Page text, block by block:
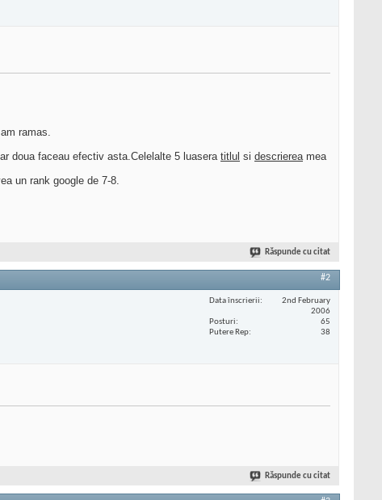
ramas.
doua faceau efectiv asta.Celelalte 5 luasera titlul si descriereamea
un rank google de 7-8.
Răspunde cu citat
#2
Data înscrierii
2nd February
2006
Posturi
65
Putere Rep
38
Răspunde cu citat